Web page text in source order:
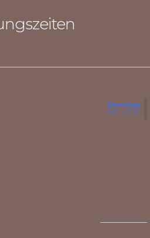
Dienstag
9:00 – 15:00